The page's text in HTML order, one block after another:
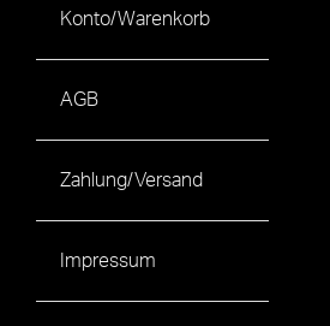
Konto/Warenkorb
AGB
Zahlung/Versand
Impressum